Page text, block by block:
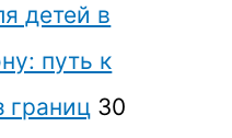
детей в
путь к
границ 30